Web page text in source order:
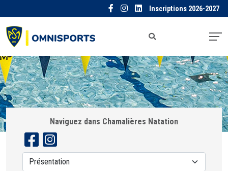
Inscriptions 2026-2027
Naviguez dans Chamalières Natation